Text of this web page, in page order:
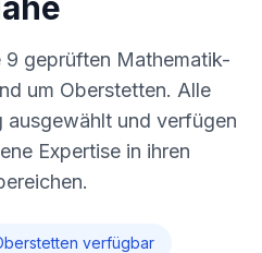
9 geprüften Mathematik-
um Oberstetten. Alle
und verfügen
Expertise in ihren
verfügbar